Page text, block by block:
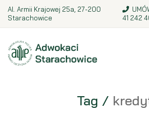
Al. Armii Krajowej 25a, 27-200
Starachowice
41 242
Tag /